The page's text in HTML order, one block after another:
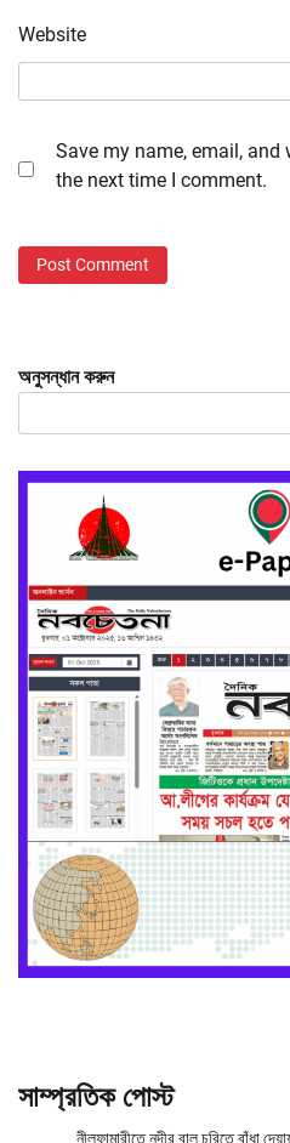
Website
Save my name, email,
the next time I comment.
অনুসন্ধান করুন
সাম্প্রতিক পোস্ট
নীলফামারীতে নদীর বালু চুরিতে বাঁধা